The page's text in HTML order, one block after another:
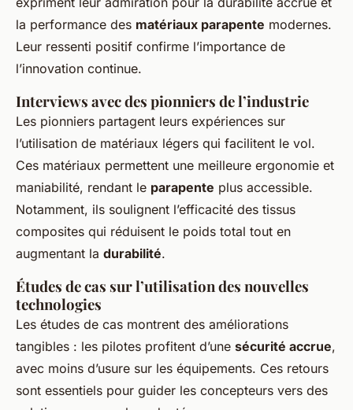
la performance des matériaux parapente modernes.
Leur ressenti positif confirme l’importance de
l’innovation continue.
Interviews avec des pionniers de l’industrie
Les pionniers partagent leurs expériences sur
l’utilisation de matériaux légers qui facilitent le vol.
Ces matériaux permettent une meilleure ergonomie et
maniabilité, rendant le parapente plus accessible.
Notamment, ils soulignent l’efficacité des tissus
composites qui réduisent le poids total tout en
augmentant la durabilité.
Études de cas sur l’utilisation des nouvelles
technologies
Les études de cas montrent des améliorations
tangibles : les pilotes profitent d’une sécurité accrue,
avec moins d’usure sur les équipements. Ces retours
sont essentiels pour guider les concepteurs vers des